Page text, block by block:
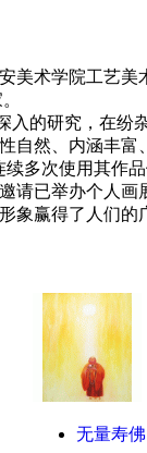
术学院工艺美
的研究，在纷
自然、内涵丰
多次使用其作
请已举办个人
象赢得了人们
无量寿佛